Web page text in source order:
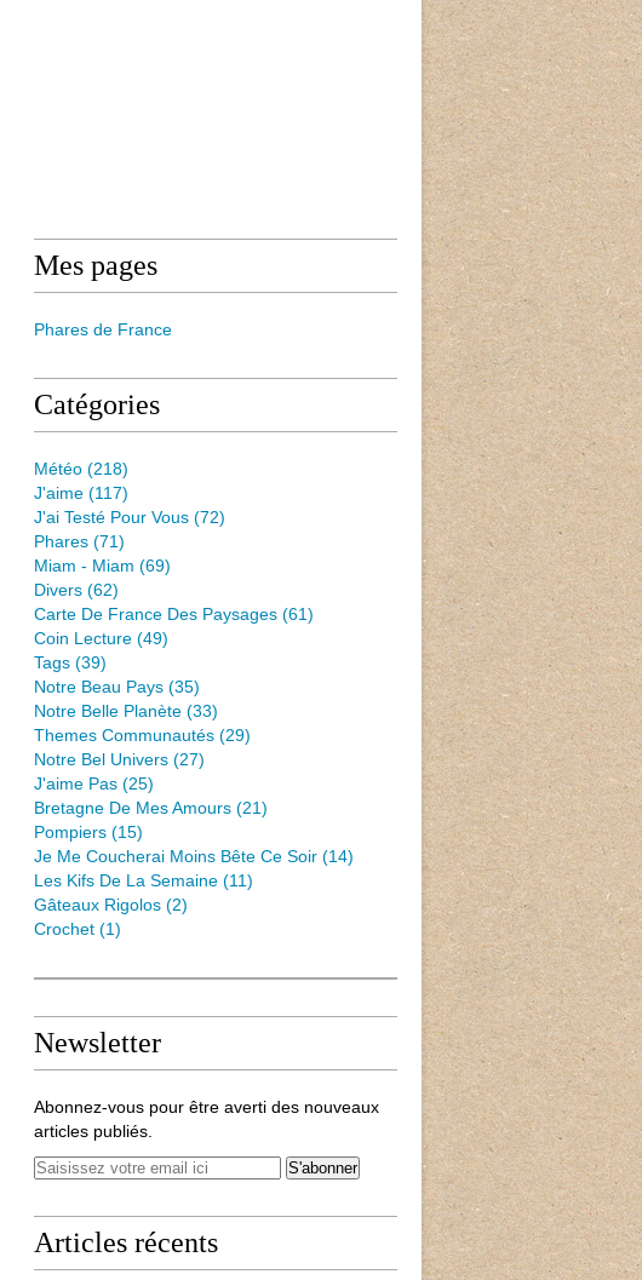
Mes pages
Phares de France
Catégories
Météo (218)
J'aime (117)
J'ai Testé Pour Vous (72)
Phares (71)
Miam - Miam (69)
Divers (62)
Carte De France Des Paysages (61)
Coin Lecture (49)
Tags (39)
Notre Beau Pays (35)
Notre Belle Planète (33)
Themes Communautés (29)
Notre Bel Univers (27)
J'aime Pas (25)
Bretagne De Mes Amours (21)
Pompiers (15)
Je Me Coucherai Moins Bête Ce Soir (14)
Les Kifs De La Semaine (11)
Gâteaux Rigolos (2)
Crochet (1)
Newsletter
Abonnez-vous pour être averti des nouveaux
articles publiés.
Articles récents